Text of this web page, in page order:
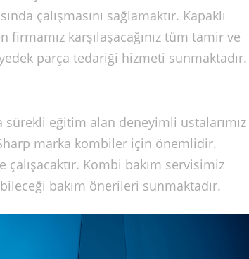
çalışmasını sağlamaktır. Kapaklı
karşılaşacağınız tüm tamir ve
parça tedariği hizmeti sunmaktadır.
sürekli eğitim alan deneyimli ustalarımız
marka kombiler için önemlidir.
Kombi bakım servisimiz
bakım önerileri sunmaktadır.